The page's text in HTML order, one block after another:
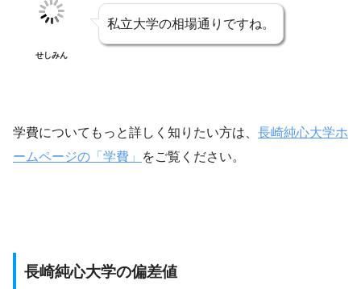
せしみん
私立大学の相場通りですね。
学費についてもっと詳しく知りたい方は、 長崎純心大学ホ
ームページの「学費」
をご覧ください。
長崎純心大学の偏差値